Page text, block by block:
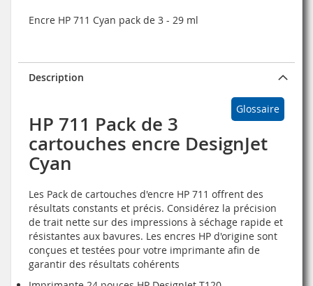
Encre HP 711 Cyan pack de 3 - 29 ml
Description
Glossaire
HP 711 Pack de 3
cartouches encre DesignJet
Cyan
Les Pack de cartouches d'encre HP 711 offrent des
résultats constants et précis. Considérez la précision
de trait nette sur des impressions à séchage rapide et
résistantes aux bavures. Les encres HP d'origine sont
conçues et testées pour votre imprimante afin de
garantir des résultats cohérents